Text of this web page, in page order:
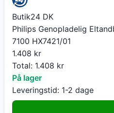
Butik24 DK
Philips Genopladelig
7100 HX7421/01
1.408 kr
Total: 1.408 kr
På lager
Leveringstid: 1-2 dage